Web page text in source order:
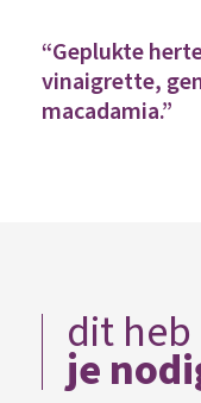
“Geplukte
vinaigrette,
macadamia.”
dit heb
je